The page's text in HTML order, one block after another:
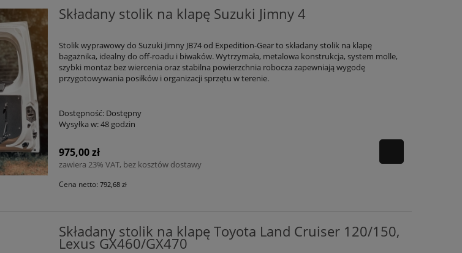
Składany stolik na klapę Suzuki Jimny 4
Stolik wyprawowy do Suzuki Jimny JB74 od Expedition-Gear to składany stolik na klapę
bagażnika, idealny do off-roadu i biwaków. Wytrzymała, metalowa konstrukcja, system molle,
szybki montaż bez wiercenia oraz stabilna powierzchnia robocza zapewniają wygodę
przygotowywania posiłków i organizacji sprzętu w terenie.
Dostępność: Dostępny
Wysyłka w:48 godzin
975,00 zł
zawiera 23% VAT, bez kosztów dostawy
Cena netto: 792,68 zł
Składany stolik na klapę Toyota Land Cruiser 120/150,
Lexus GX460/GX470